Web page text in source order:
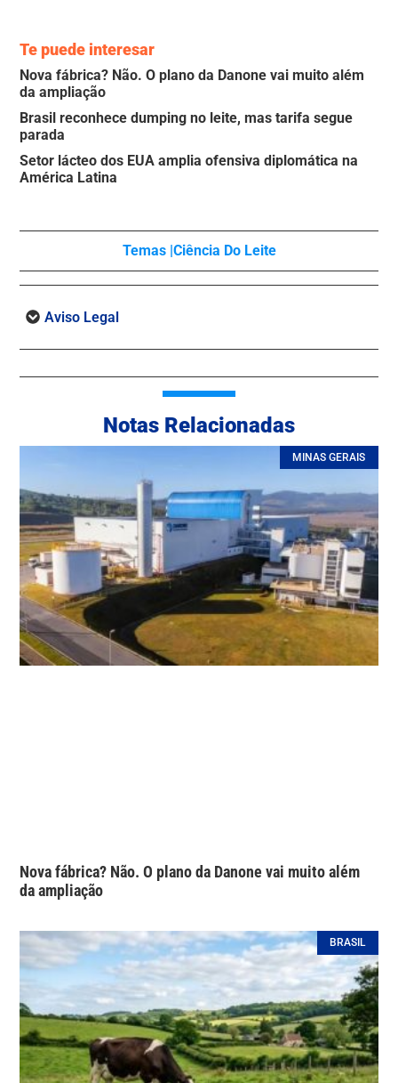
Te puede interesar
Nova fábrica? Não. O plano da Danone vai muito além
da ampliação
Brasil reconhece dumping no leite, mas tarifa segue
parada
Setor lácteo dos EUA amplia ofensiva diplomática na
América Latina
Temas |Ciência Do Leite
Aviso Legal
Notas Relacionadas
MINAS GERAIS
Nova fábrica? Não. O plano da Danone vai muito além
da ampliação
BRASIL